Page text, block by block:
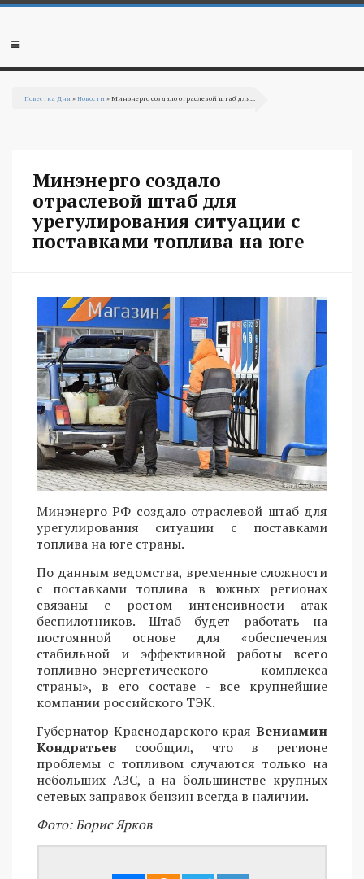
Перейти к основному содержанию
Мобильное
Повестка Дня »Новости » Минэнерго создало отраслевой штаб для...
Минэнерго создало
отраслевой штаб для
урегулирования ситуации с
поставками топлива на юге
Минэнерго РФ создало отраслевой штаб для
урегулирования ситуации с поставками
топлива на юге страны.
По данным ведомства, временные сложности
с поставками топлива в южных регионах
связаны с ростом интенсивности атак
беспилотников. Штаб будет работать на
постоянной основе для «обеспечения
стабильной и эффективной работы всего
топливно-энергетического комплекса
страны», в его составе - все крупнейшие
компании российского ТЭК.
Губернатор Краснодарского края Вениамин
Кондратьев сообщил, что в регионе
проблемы с топливом случаются только на
небольших АЗС, а на большинстве крупных
сетевых заправок бензин всегда в наличии.
Фото: Борис Ярков